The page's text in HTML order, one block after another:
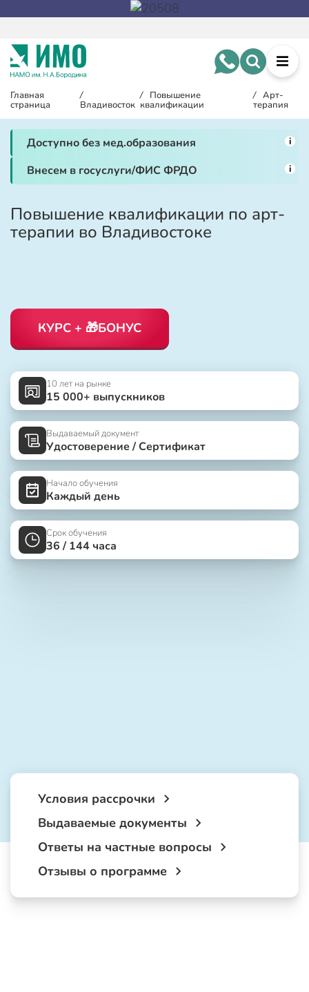
Главная
страница
/
Владивосток
/ Повышение
квалификации
/ Арт-
терапия
Доступно без мед.образования i
Внесем в госуслуги/ФИС ФРДО i
Повышение квалификации по арт-
терапии во Владивостоке
КУРС + 🎁БОНУС
10 лет на рынке
15 000+ выпускников
Выдаваемый документ
Удостоверение / Сертификат
Начало обучения
Каждый день
Срок обучения
36 / 144 часа
Условия рассрочки
Выдаваемые документы
Ответы на частные вопросы
Отзывы о программе